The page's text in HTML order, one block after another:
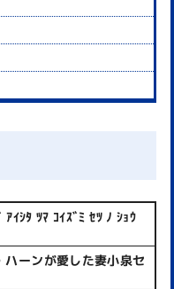
ｱｲｼﾀ ﾂﾏ ｺｲｽﾞﾐ ｾﾂ ﾉ ｼｮｳ
ハーンが愛した妻小泉セ